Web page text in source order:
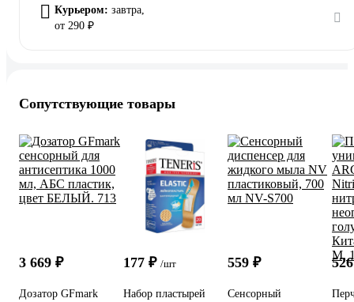
Курьером: завтра,
от 290 ₽
Сопутствующие товары
3 669 ₽
Дозатор GFmark
177 ₽ /шт
Набор пластырей
559 ₽
Сенсорный